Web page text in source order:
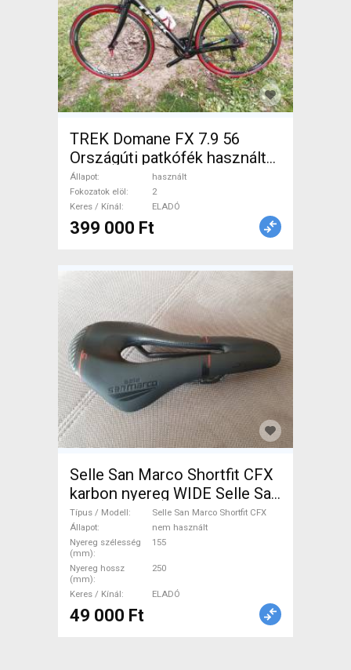
TREK Domane FX 7.9 56
Országúti patkófék használt
ELADÓ
Állapot
használt
Fokozatok elöl
2
Keres / Kínál
ELADÓ
399 000 Ft
Selle San Marco Shortfit CFX
karbon nyereg WIDE Selle San
Marco Shortfit CFX Országúti
/ Gravel / Triatlon Alkatrész,
Országúti Nyereg /
Nyeregcső nem használt
ELADÓ
Típus / Modell
Selle San Marco Shortfit CFX
Állapot
nem használt
Nyereg szélesség
(mm)
155
Nyereg hossz
(mm)
250
Keres / Kínál ELADÓ
49 000 Ft